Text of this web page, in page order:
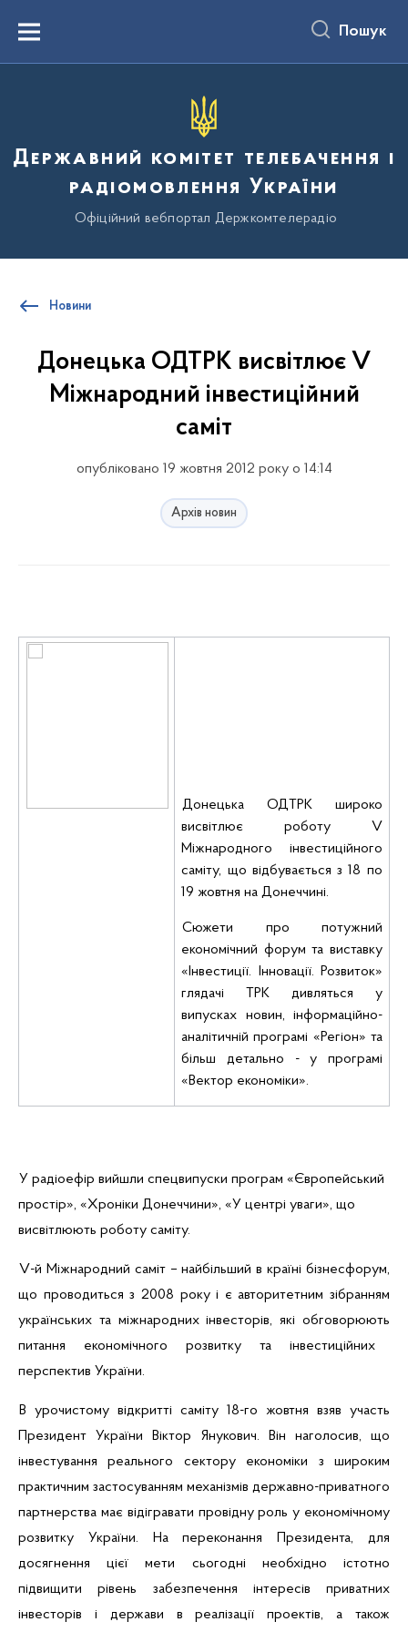
вмістуMenu Пошук
Державний комітет телебачення і
радіомовлення України
Офіційний вебпортал Держкомтелерадіо
Новини
Донецька ОДТРК висвітлює V
Міжнародний інвестиційний
саміт
опубліковано 19 жовтня 2012 року о 14:14
Архів новин
Донецька ОДТРК широко
висвітлює роботу V
Міжнародного інвестиційного
саміту, що відбувається з 18 по
19 жовтня на Донеччині.
Сюжети про потужний
економічний форум та виставку
«Інвестиції. Інновації. Розвиток»
глядачі
ТРК дивляться у
випусках новин, інформаційно-
аналітичній програмі «Регіон» та
більш детально - у програмі
«Вектор економіки».
У радіоефір вийшли спецвипуски програм «Європейський
простір», «Хроніки Донеччини», «У центрі уваги», що
висвітлюють роботу саміту.
V-й Міжнародний саміт –найбільший в країні бізнесфорум,
що проводиться з 2008 року і є авторитетним зібранням
українських та міжнародних інвесторів,які обговорюють
питання економічного розвитку та інвестиційних
перспектив України.
В урочистому відкритті саміту 18-го жовтня взяв участь
Президент України Віктор Янукович. Він наголосив, що
інвестування реального сектору економіки з широким
практичним застосуванням механізмів державно-приватного
партнерства має відігравати провідну роль у економічному
розвитку України. На переконання Президента, для
досягнення цієї мети сьогодні необхідно істотно
підвищити рівень забезпечення інтересів приватних
інвесторів і держави в реалізації проектів, а також